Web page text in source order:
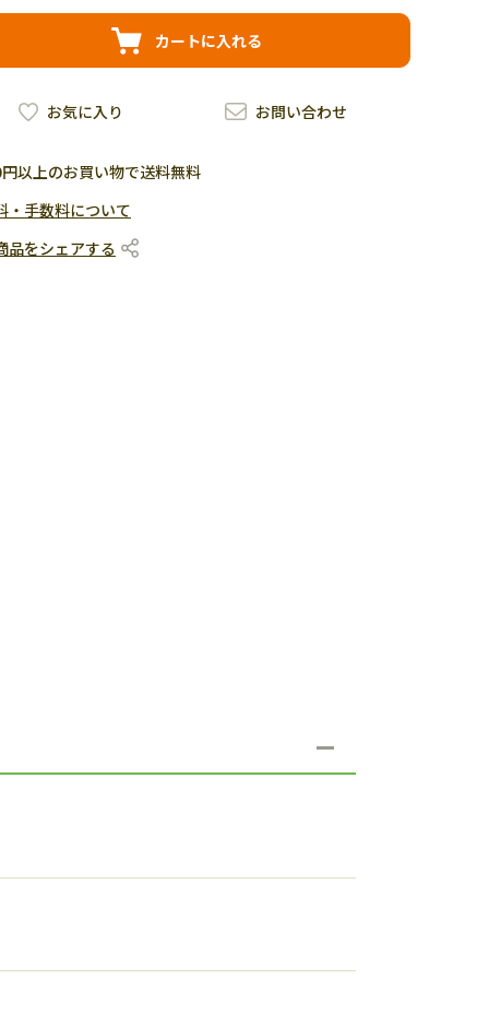
カートに入れる
お問い合わせ
お気に入り
以上のお買い物で送料無料
・手数料について
品をシェアする